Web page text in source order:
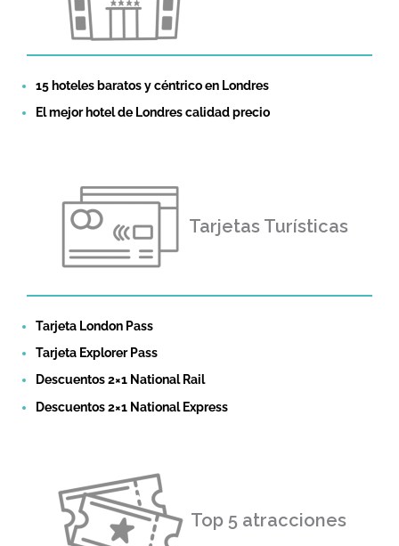
15 hoteles baratos y céntrico en Londres
El mejor hotel de Londres calidad precio
Tarjetas Turísticas
Tarjeta London Pass
Tarjeta Explorer Pass
Descuentos 2×1 National Rail
Descuentos 2×1 National Express
Top 5 atracciones